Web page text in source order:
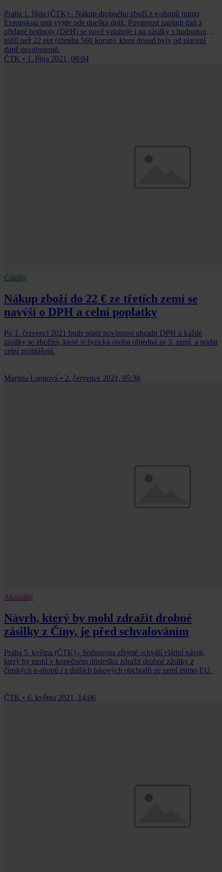
Praha 1. října (ČTK) - Nákup drobného zboží z e-shopů mimo
Evropskou unii vyjde ode dneška dráž. Povinnost zaplatit daň z
přidané hodnoty (DPH) se nově vztahuje i na zásilky s hodnotou
nižší než 22 eur (zhruba 560 korun), které dosud byly od placení
daně osvobozené.
ČTK • 1. října 2021, 08:04
Články
Nákup zboží do 22 € ze třetích zemí se
navýší o DPH a celní poplatky
Po 1. červenci 2021 bude platit povinnost uhradit DPH u každé
zásilky se zbožím, které si fyzická osoba objedná ze 3. zemí, a podat
celní prohlášení.
Martina Langová • 2. července 2021, 05:38
Aktuality
Návrh, který by mohl zdražit drobné
zásilky z Číny, je před schvalováním
Praha 5. května (ČTK) - Sněmovna zřejmě schválí vládní návrh,
který by mohl v konečném důsledku zdražit drobné zásilky z
čínských e-shopů i z dalších takových obchodů ze zemí mimo EU.
ČTK • 6. května 2021, 14:06